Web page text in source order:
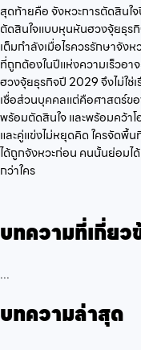
สุดท้ายคือ จังหวะการตัดสินใ
ตัดสินใจแบบหุนหันฮวงจุ้ยธุรกิ
เต็มกำลังเมื่อไรควรรักษาจัง
ที่ถูกต้องในปีแห่งความเร็วอา
ฮวงจุ้ยธุรกิจปี 2029 จึงไม่ใช่
เชื่อส่วนบุคคลแต่คือศาสตร์ข
พร้อมตัดสินใจ และพร้อมคว้าโ
และคู่แข่งไม่หยุดคิด ใครจัดพื้
ได้ถูกจังหวะก่อน คนนั้นย่อมไ
กว่าใคร
บทความที่เกี่ยว
...
บทความล่าสุด